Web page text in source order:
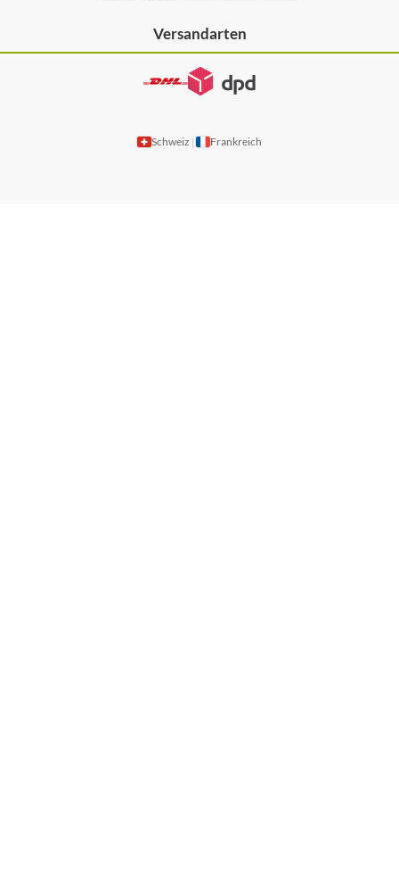
Versandarten
Schweiz | Frankreich